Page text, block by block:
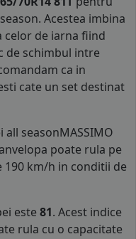
Acestea imbina
celor de iarna fiind
de schimbul intre
ca in
cate un set destinat
all seasonMASSIMO
poate rula pe
190 km/h in conditii de
este 81. Acest indice
rula cu o capacitate